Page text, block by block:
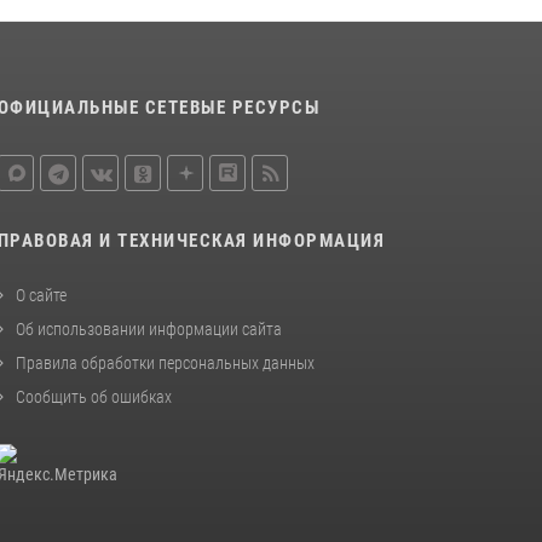
законодательства (видео)
В Челябинске росгвардейцы задержали
скорой помощи (видео)
14 июля 2026, 12:20 1
В Росгвардии прошла военно-научная
СЕТЕВЫЕ РЕСУРСЫ
ПРАВОВАЯ И ТЕХНИЧЕСКАЯ ИНФОРМАЦИЯ
О сайте
Об использовании информации сайта
Правила обработки персональных данных
Сообщить об ошибках